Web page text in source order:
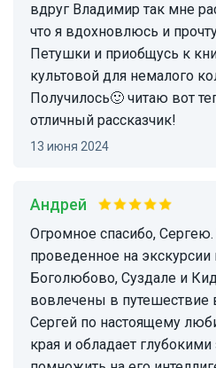
вдруг Владимир так мне
что я вдохновлюсь и
Петушки и приобщусь к
культовой для немалого
Получилось🙂 читаю вот
отличный рассказчик!
13 июня 2024
Андрей
Огромное спасибо, Сергею. Все время
проведенное на
Боголюбово, Суздале и
вовлечены в путешествие
Сергей по настоящему
края и обладает